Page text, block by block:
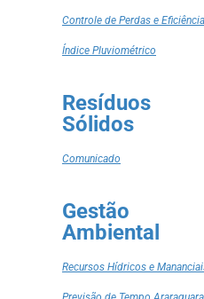
Controle de Perdas e
Índice Pluviométrico
Resíduos
Sólidos
Comunicado
Gestão
Ambiental
Recursos Hídricos e